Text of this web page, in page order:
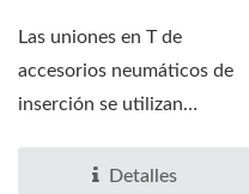
Las uniones en T de
accesorios neumáticos de
inserción se utilizan
Detalles